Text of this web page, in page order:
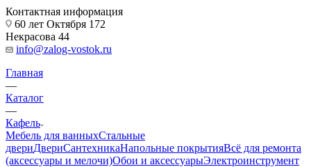
Контактная информация
60 лет Октября 172
Некрасова 44
info@zalog-vostok.ru
Главная
—
Каталог
—
Кафель
Мебель для ванныхСтальные
двериДвериСантехникаНапольные покрытияВсё для ремонта
(аксессуары и мелочи)Обои и аксессуарыЭлектроинструмент